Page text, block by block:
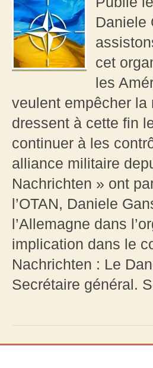
Daniele
cet
les
veulent empêcher la
dressent à cette fin
continuer à les
alliance militaire
Nachrichten » ont
l’OTAN, Daniele
l’Allemagne dans
implication dans le
Nachrichten : Le
Secrétaire général.